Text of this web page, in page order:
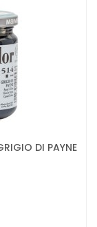
DI PAYNE